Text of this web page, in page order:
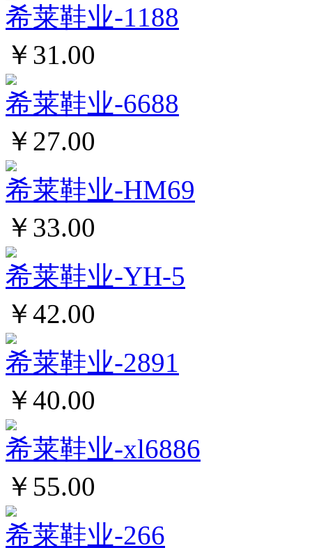
希莱鞋业-1188
￥31.00
希莱鞋业-6688
￥27.00
希莱鞋业-HM69
￥33.00
希莱鞋业-YH-5
￥42.00
希莱鞋业-2891
￥40.00
希莱鞋业-xl6886
￥55.00
希莱鞋业-266